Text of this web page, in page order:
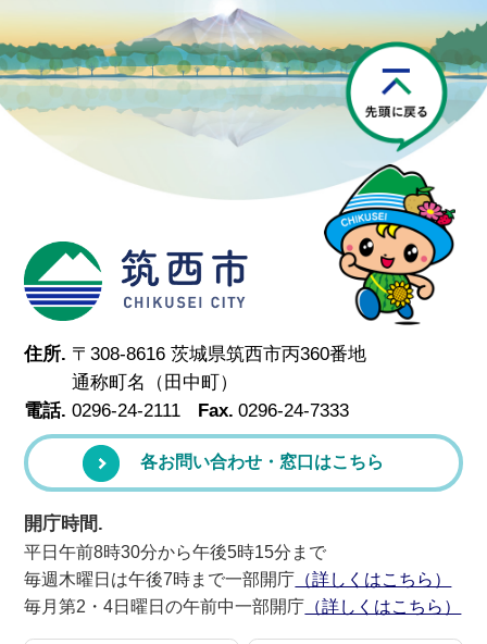
筑西市
住所. 〒308-8616 茨城県筑西市丙360番地
通称町名（田中町）
電話. 0296-24-2111 Fax. 0296-24-7333
各お問い合わせ・窓口はこちら
開庁時間.
平日午前8時30分から午後5時15分まで
毎週木曜日は午後7時まで一部開庁 （詳しくはこちら）
毎月第2・4日曜日の午前中一部開庁 （詳しくはこちら）